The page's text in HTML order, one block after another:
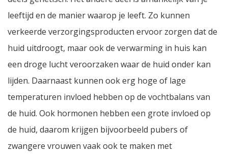
leeftijd en de manier waarop je leeft. Zo kunnen
verkeerde verzorgingsproducten ervoor zorgen dat de
huid uitdroogt, maar ook de verwarming in huis kan
een droge lucht veroorzaken waar de huid onder kan
lijden. Daarnaast kunnen ook erg hoge of lage
temperaturen invloed hebben op de vochtbalans van
de huid. Ook hormonen hebben een grote invloed op
de huid, daarom krijgen bijvoorbeeld pubers of
zwangere vrouwen vaak ook te maken met